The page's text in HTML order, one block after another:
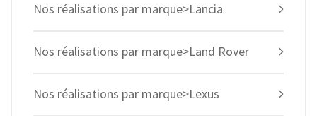
Nos réalisations par marque>Lancia
Nos réalisations par marque>Land Rover
Nos réalisations par marque>Lexus